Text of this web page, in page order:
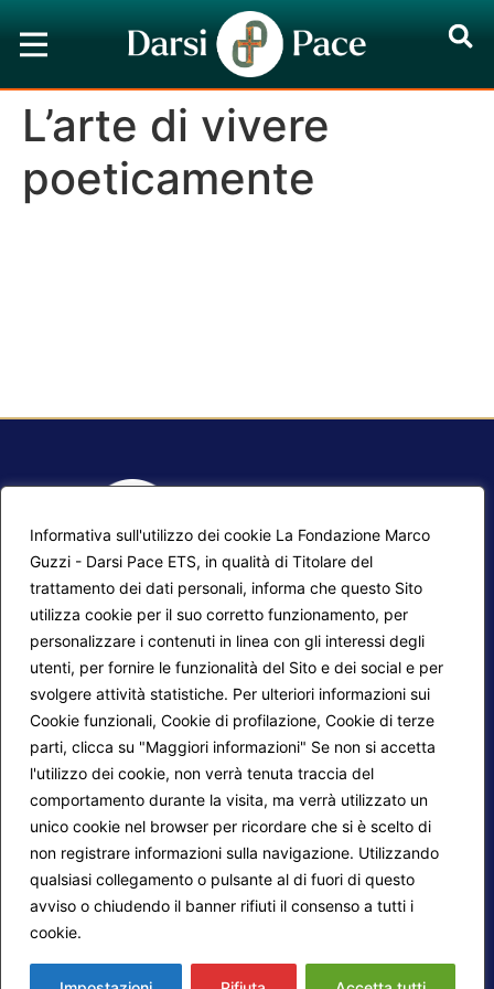
Informativa sull'utilizzo dei cookie La Fondazione Marco
Guzzi - Darsi Pace ETS, in qualità di Titolare del
trattamento dei dati personali, informa che questo Sito
utilizza cookie per il suo corretto funzionamento, per
personalizzare i contenuti in linea con gli interessi degli
utenti, per fornire le funzionalità del Sito e dei social e per
svolgere attività statistiche. Per ulteriori informazioni sui
Cookie funzionali, Cookie di profilazione, Cookie di terze
parti, clicca su "Maggiori informazioni" Se non si accetta
l'utilizzo dei cookie, non verrà tenuta traccia del
comportamento durante la visita, ma verrà utilizzato un
unico cookie nel browser per ricordare che si è scelto di
non registrare informazioni sulla navigazione. Utilizzando
qualsiasi collegamento o pulsante al di fuori di questo
avviso o chiudendo il banner rifiuti il consenso a tutti i
cookie.
L’arte di vivere
poeticamente
Mappa del sito
Progetti Darsi Pace
Login redattori
Calendario corsi
Privacy Policy
Cookie Policy
Seguici su:
© 2026
. Tutti i diritti sono riservati.